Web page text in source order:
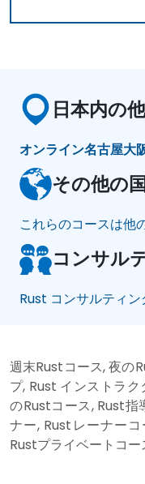
日本内の
オンライン名古屋大
その他の
これらのコースは他
コンサル
Rust コンサルティン
週末Rustコース, 夜の
プ, Rust インストラ
のRustコース, Rust指
ナー, Rustレーナー
Rustプライベートコー